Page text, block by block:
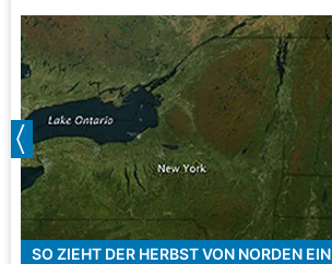
SO ZIEHT DER HERBST VON NORDEN EIN